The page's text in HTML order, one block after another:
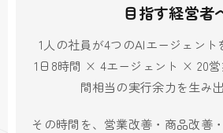
目指す経営者
1人の社員が4つのAIエージェント
1日8時間 × 4エージェント × 20
間相当の実行余力を生み出
その時間を、営業改善・商品改善